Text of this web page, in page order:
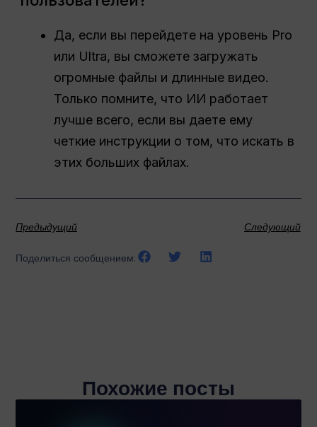
Да, если вы перейдете на уровень Pro
или Ultra, вы сможете загружать
огромные файлы и длинные видео.
Только помните, что ИИ работает
лучше всего, если вы даете ему
четкие инструкции о том, что искать в
этих больших файлах.
Предыдущий Следующий
Поделиться сообщением:
Похожие посты